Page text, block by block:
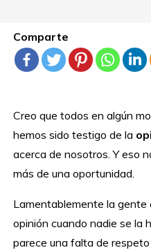
Comparte
Creo que todos en algún
hemos sido testigo de la
acerca de nosotros. Y eso
más de una oportunidad.
Lamentablemente la gente
opinión cuando nadie se la
parece una falta de